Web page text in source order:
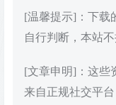
[温馨提示]：下载
自行判断，本站不
[文章申明]：这些
来自正规社交平